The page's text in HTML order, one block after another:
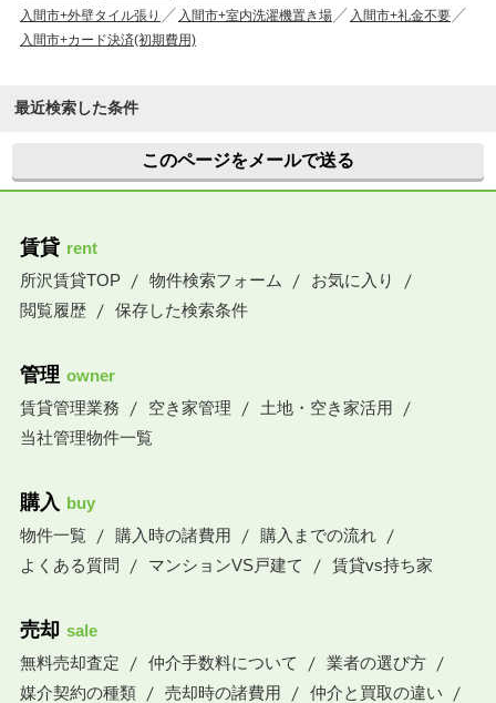
入間市+外壁タイル張り
入間市+室内洗濯機置き場
入間市+礼金不要
入間市+カード決済(初期費用)
最近検索した条件
このページをメールで送る
賃貸 rent
所沢賃貸TOP
物件検索フォーム
お気に入り
閲覧履歴
保存した検索条件
管理 owner
賃貸管理業務
空き家管理
土地・空き家活用
当社管理物件一覧
購入 buy
物件一覧
購入時の諸費用
購入までの流れ
よくある質問
マンションVS戸建て 賃貸vs持ち家
売却 sale
無料売却査定
仲介手数料について
業者の選び方
媒介契約の種類
売却時の諸費用
仲介と買取の違い